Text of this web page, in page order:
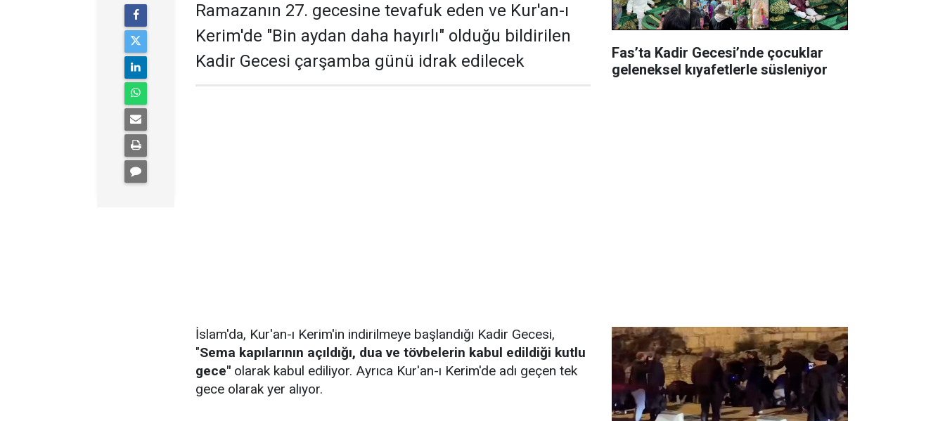
Ramazanın 27. gecesine tevafuk eden ve Kur'an-ı
Kerim'de "Bin aydan daha hayırlı" olduğu bildirilen
Kadir Gecesi çarşamba günü idrak edilecek
İslam'da, Kur'an-ı Kerim'in indirilmeye başlandığı Kadir Gecesi,
"Sema kapılarının açıldığı, dua ve tövbelerin kabul edildiği kutlu
gece" olarak kabul ediliyor. Ayrıca Kur'an-ı Kerim'de adı geçen tek
gece olarak yer alıyor.
Fas’ta Kadir Gecesi’nde çocuklar
geleneksel kıyafetlerle süsleniyor